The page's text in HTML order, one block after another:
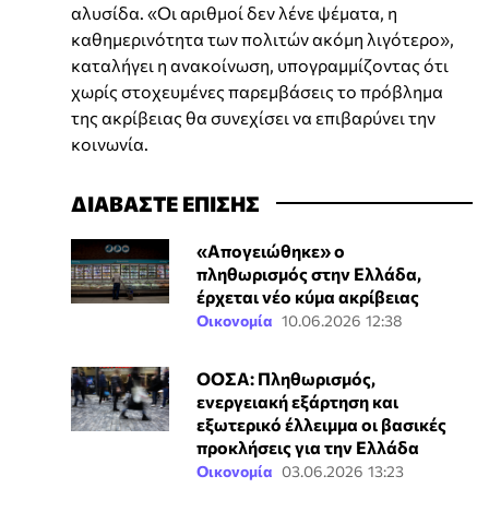
αλυσίδα. «Οι αριθμοί δεν λένε ψέματα, η
καθημερινότητα των πολιτών ακόμη λιγότερο»,
καταλήγει η ανακοίνωση, υπογραμμίζοντας ότι
χωρίς στοχευμένες παρεμβάσεις το πρόβλημα
της ακρίβειας θα συνεχίσει να επιβαρύνει την
κοινωνία.
ΔΙΑΒΑΣΤΕ ΕΠΙΣΗΣ
«Απογειώθηκε» ο
πληθωρισμός στην Ελλάδα,
έρχεται νέο κύμα ακρίβειας
Οικονομία 10.06.2026 12:38
ΟΟΣΑ: Πληθωρισμός,
ενεργειακή εξάρτηση και
εξωτερικό έλλειμμα οι βασικές
προκλήσεις για την Ελλάδα
Οικονομία 03.06.2026 13:23